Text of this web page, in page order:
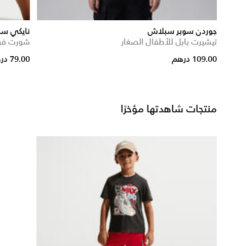
جوردن سوبر سبلاش
تيشيرت بابل للأطفال الصغار
109.00 درهم
نايكي
شورت
from79.00 درهم
منتجات شاهدتها مؤخرًا